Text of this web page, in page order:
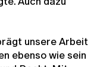
unsere Arbeit
ebenso wie sein